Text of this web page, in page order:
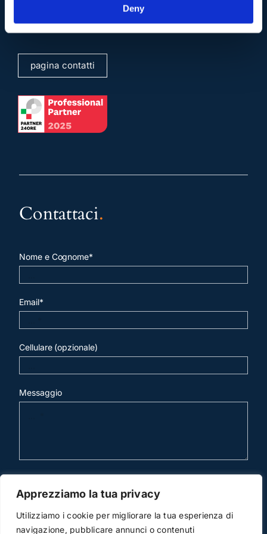
Deny
Apprezziamo la tua privacy
Utilizziamo i cookie per migliorare la tua esperienza di
navigazione, pubblicare annunci o contenuti
info@studiolegalescicchitano.it
sergioscicchitano@ordineavvocatiroma.org
pagina contatti
Contattaci.
Nome e Cognome*
Email*
Cellulare (opzionale)
Messaggio
invia mail